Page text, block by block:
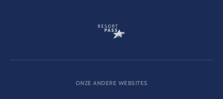
ONZE ANDERE WEBSITES